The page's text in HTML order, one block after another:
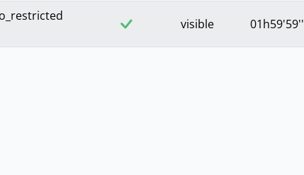
visible 01h59'59''